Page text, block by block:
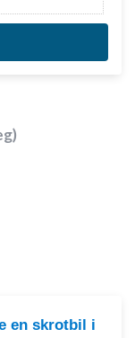
en skrotbil i